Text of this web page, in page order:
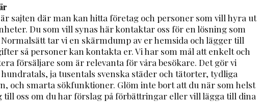
sajten där man kan hitta företag och personer som vill hyra ut
Du som vill synas här kontaktar oss för en lösning som
tar vi en skärmdump av er hemsida och lägger till
så personer kan kontakta er. Vi har som mål att enkelt och
försäljare som är relevanta för våra besökare. Det gör vi
ja tusentals svenska städer och tätorter, tydliga
och smarta sökfunktioner. Glöm inte bort att du när som helst
till oss om du har förslag på förbättringar eller vill lägga till dina